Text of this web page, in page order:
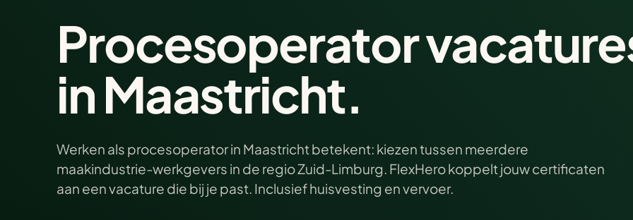
Procesoperator
in Maastricht.
Werken als procesoperator in Maastricht betekent: kiezen tussen meerdere
maakindustrie-werkgevers in de regio Zuid-Limburg. FlexHero koppelt jouw certificaten
aan een vacature die bij je past. Inclusief huisvesting en vervoer.